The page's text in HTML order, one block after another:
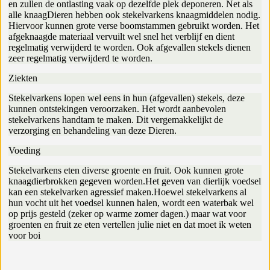
en zullen de ontlasting vaak op dezelfde plek deponeren. Net als
alle knaagDieren hebben ook stekelvarkens knaagmiddelen nodig.
Hiervoor kunnen grote verse boomstammen gebruikt worden. Het
afgeknaagde materiaal vervuilt wel snel het verblijf en dient
regelmatig verwijderd te worden. Ook afgevallen stekels dienen
zeer regelmatig verwijderd te worden.
Ziekten
Stekelvarkens lopen wel eens in hun (afgevallen) stekels, deze
kunnen ontstekingen veroorzaken. Het wordt aanbevolen
stekelvarkens handtam te maken. Dit vergemakkelijkt de
verzorging en behandeling van deze Dieren.
Voeding
Stekelvarkens eten diverse groente en fruit. Ook kunnen grote
knaagdierbrokken gegeven worden.Het geven van dierlijk voedsel
kan een stekelvarken agressief maken.Hoewel stekelvarkens al
hun vocht uit het voedsel kunnen halen, wordt een waterbak wel
op prijs gesteld (zeker op warme zomer dagen.) maar wat voor
groenten en fruit ze eten vertellen julie niet en dat moet ik weten
voor boi